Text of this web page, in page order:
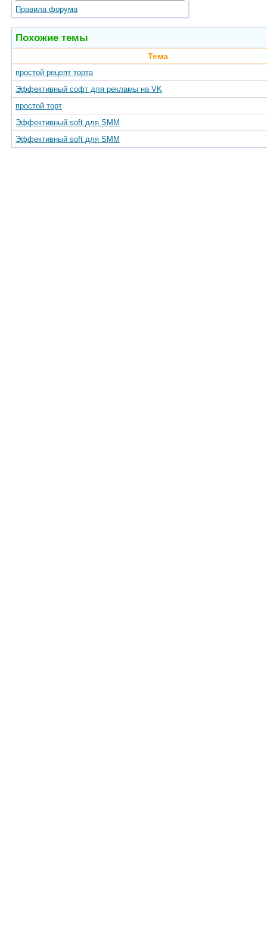
Правила форума
Похожие темы
Тема
простой рецепт торта
Эффективный софт для рекламы на VK
простой торт
Эффективный soft для SMM
Эффективный soft для SMM